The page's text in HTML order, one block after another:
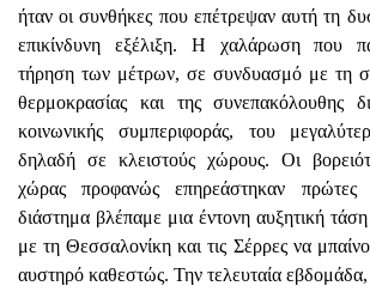
ήταν οι συνθήκες που επέτρεψαν αυτή τη
επικίνδυνη εξέλιξη. Η χαλάρωση που
τήρηση των μέτρων, σε συνδυασμό με τη
θερμοκρασίας και της συνεπακόλουθης
κοινωνικής συμπεριφοράς, του
δηλαδή σε κλειστούς χώρους. Οι
χώρας προφανώς επηρεάστηκαν πρώτες
διάστημα βλέπαμε μια έντονη αυξητική
με τη Θεσσαλονίκη και τις Σέρρες να
αυστηρό καθεστώς. Την τελευταία